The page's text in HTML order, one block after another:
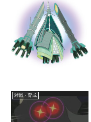
対戦・育成